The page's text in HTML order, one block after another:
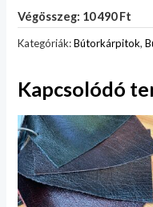
Végösszeg: 10 490 Ft
Kategóriák:Bútorkárpitok,
Kapcsolódó